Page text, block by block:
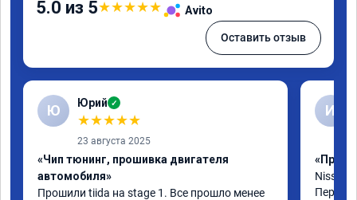
5.0 из 5★★★★★ Avito
Оставить отзыв
Ю Юрий ✓
★★★★★
23 августа 2025
«Чип тюнинг, прошивка двигателя
автомобиля»
Прошили tiida на stage 1. Все прошло менее
И
Nissan